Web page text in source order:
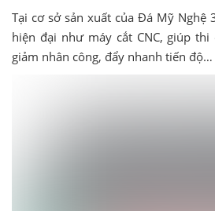
Tại cơ sở sản xuất của Đá Mỹ Nghệ
hiện đại như máy cắt CNC, giúp thi
giảm nhân công, đẩy nhanh tiến độ…